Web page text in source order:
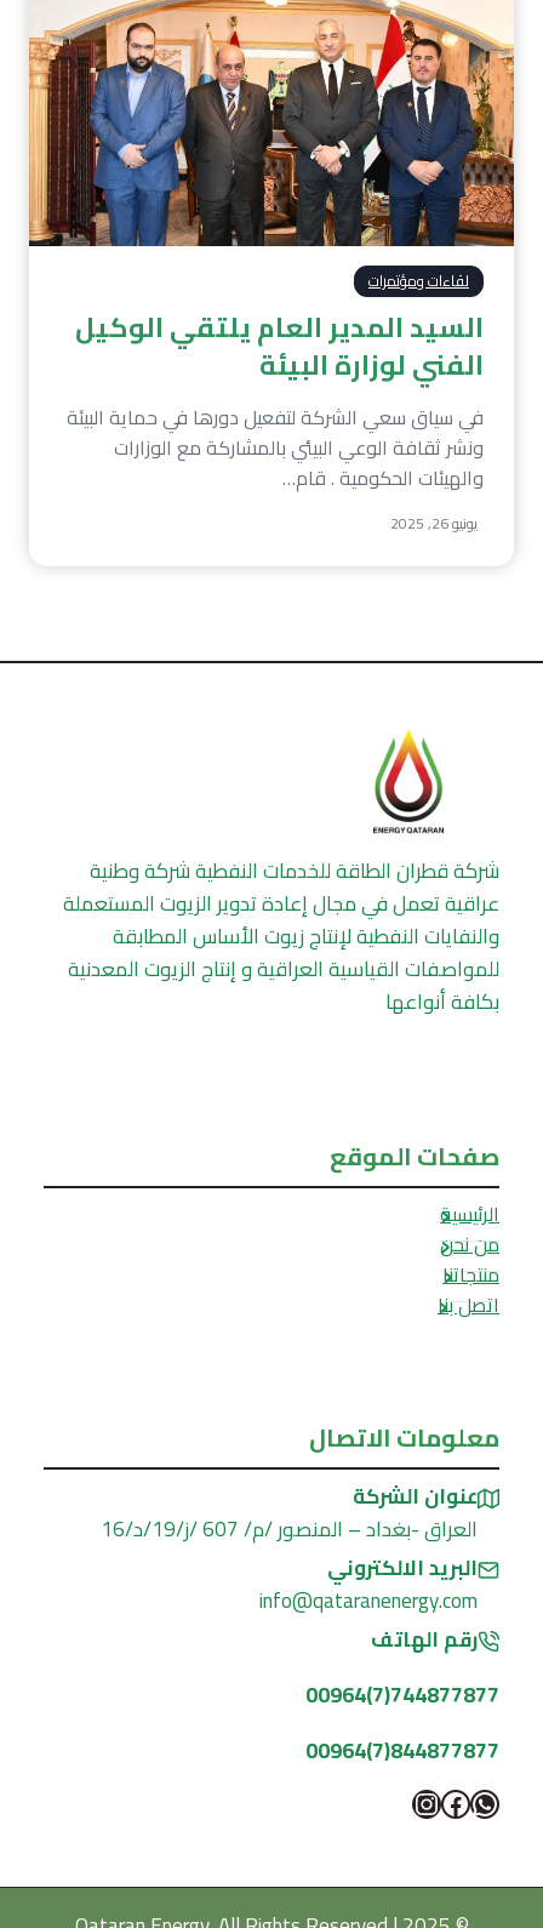
لقاءات ومؤتمرات
السيد المدير العام يلتقي الوكيل
الفني لوزارة البيئة
في سياق سعي الشركة لتفعيل دورها في حماية البيئة
ونشر ثقافة الوعي البيئي بالمشاركة مع الوزارات
والهيئات الحكومية . قام…
يونيو 26, 2025
شركة قطران الطاقة للخدمات النفطية شركة وطنية
عراقية تعمل في مجال إعادة تدوير الزيوت المستعملة
والنفايات النفطية لإنتاج زيوت الأساس المطابقة
للمواصفات القياسية العراقية و إنتاج الزيوت المعدنية
بكافة أنواعها
صفحات الموقع
الرئيسية
من نحن
منتجاتنا
اتصل بنا
معلومات الاتصال
عنوان الشركة
العراق -بغداد – المنصور /م/ 607 /ز/19/د/16
البريد الالكتروني
info@qataranenergy.com
رقم الهاتف
744877877(7)00964
844877877(7)00964
واتساب
فيسبوك
إنستجرام